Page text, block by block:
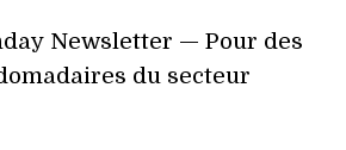
Newsletter — Pour des
du secteur